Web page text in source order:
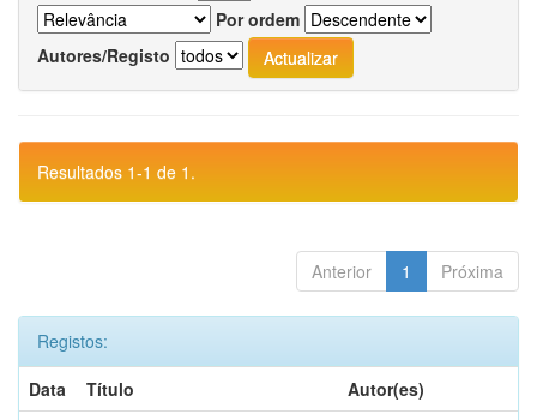
Por ordem
Autores/Registo
Resultados 1-1 de 1.
Anterior 1 Próxima
Registos:
Data
Título
Autor(es)